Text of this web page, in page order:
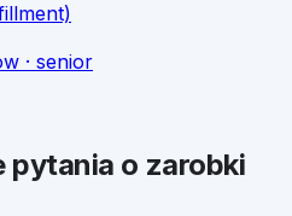
· senior
pytania o zarobki